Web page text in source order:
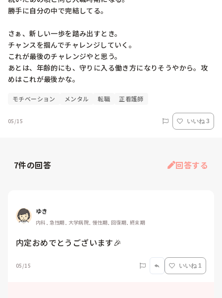
勝手に自分の中で完結してる。
さぁ、新しい一歩を踏み出すとき。
チャンスを掴んでチャレンジしていく。
これが最後のチャレンジやと思う。
あとは、年齢的にも、守りに入る働き方になりそうやから。攻
めはこれが最後かな。
モチベーション メンタル 転職 正看護師
05/15 いいね 3
7件の回答 回答する
ゆき
内科, 急性期, 大学病院, 慢性期, 回復期, 終末期
内定おめでとうございます🎉
05/15 いいね 1